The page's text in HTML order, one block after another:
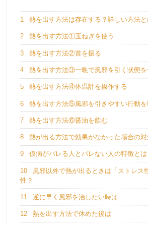
1 熱を出す方法は存在する？詳しい方法と
2 熱を出す方法①玉ねぎを使う
3 熱を出す方法②首を振る
4 熱を出す方法③一晩で風邪を引く状態を
5 熱を出す方法④体温計を操作する
6 熱を出す方法⑤風邪を引きやすい行動を
7 熱を出す方法⑥醤油を飲む
8 熱が出る方法で効果がなかった場合の対
9 仮病がバレる人とバレない人の特徴とは
10
風邪以外で熱が出るときは「ストレス
性？
11 逆に早く風邪を治したい時は
12 熱を出す方法で休めた後は